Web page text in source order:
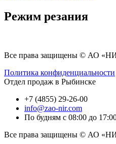
Режим резания
Все права защищены © АО
Политика конфиденциальности
Отдел продаж в Рыбинске
+7 (4855) 29-26-00
info@zao-nir.com
По будням с 08:00 до
Все права защищены © АО